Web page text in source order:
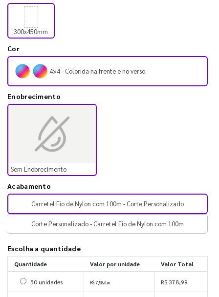
300x450mm
Cor
4×4 - Colorida na frente e no verso.
Enobrecimento
Sem Enobrecimento
Acabamento
Carretel Fio de Nylon com 100m - Corte Personalizado
Corte Personalizado - Carretel Fio de Nylon com 100m
Escolha a quantidade
Quantidade Valor por unidade Valor Total
Selecionar 50 unidades
50 unidades R$ 7,58/un R$ 378,99